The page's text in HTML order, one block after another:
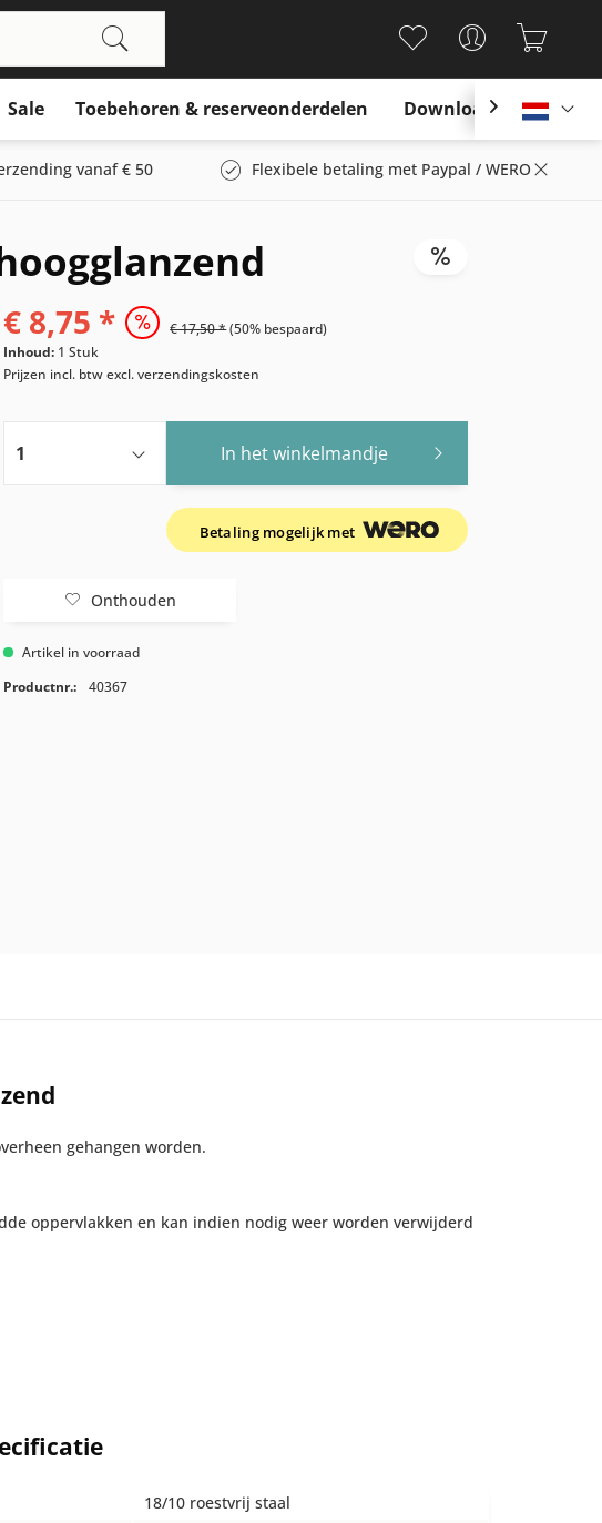
Sale Toebehoren & reserveonderdelen Download
vanaf € 50 Flexibele betaling met Paypal / WERO
€ 8,75 * € 17,50 *(50% bespaard)
Inhoud: 1 Stuk
Prijzen incl. btwexcl. verzendingskosten
In het winkelmandje
Betaling mogelijk met
Onthouden
Artikel in voorraad
Productnr.:
40367
gehangen worden.
oppervlakken en kan indien nodig weer worden verwijderd
18/10 roestvrij staal